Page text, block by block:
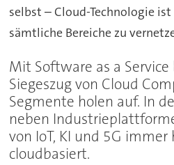
selbst – Cloud-Technologie
sämtliche Bereiche zu
Mit Software as a
Siegeszug von Cloud
Segmente holen auf. In
neben
von IoT, KI und 5G
cloudbasiert.